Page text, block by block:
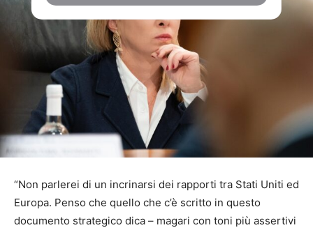
“Non parlerei di un incrinarsi dei rapporti tra Stati Uniti ed
Europa. Penso che quello che c’è scritto in questo
documento strategico dica – magari con toni più assertivi